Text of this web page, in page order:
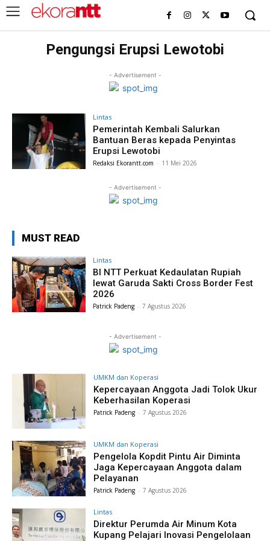
Pengungsi Erupsi Lewotobi
- Advertisement -
Lintas
Pemerintah Kembali Salurkan
Bantuan Beras kepada Penyintas
Erupsi Lewotobi
Redaksi Ekorantt.com - 11 Mei 2026
- Advertisement -
MUST READ
Lintas
BI NTT Perkuat Kedaulatan Rupiah
lewat Garuda Sakti Cross Border Fest
2026
Patrick Padeng - 7 Agustus 2026
- Advertisement -
UMKM dan Koperasi
Kepercayaan Anggota Jadi Tolok Ukur
Keberhasilan Koperasi
Patrick Padeng - 7 Agustus 2026
UMKM dan Koperasi
Pengelola Kopdit Pintu Air Diminta
Jaga Kepercayaan Anggota dalam
Pelayanan
Patrick Padeng - 7 Agustus 2026
Lintas
Direktur Perumda Air Minum Kota
Kupang Pelajari Inovasi Pengelolaan